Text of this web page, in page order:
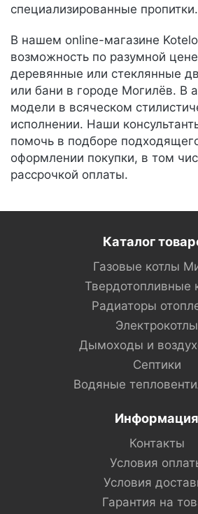
специализированные пропитки.
В нашем online-магазине
возможность по разумной
деревянные или стеклянные
или бани в городе Могилёв. В
модели в всяческом
исполнении. Наши
помочь в подборе
оформлении покупки, в том
рассрочкой оплаты.
Каталог
Газовые котлы
Твердотопливные
Радиаторы
Электрокотлы
Дымоходы и
Септики
Водяные
Информация
Контакты
Условия
Условия
Гарантия на